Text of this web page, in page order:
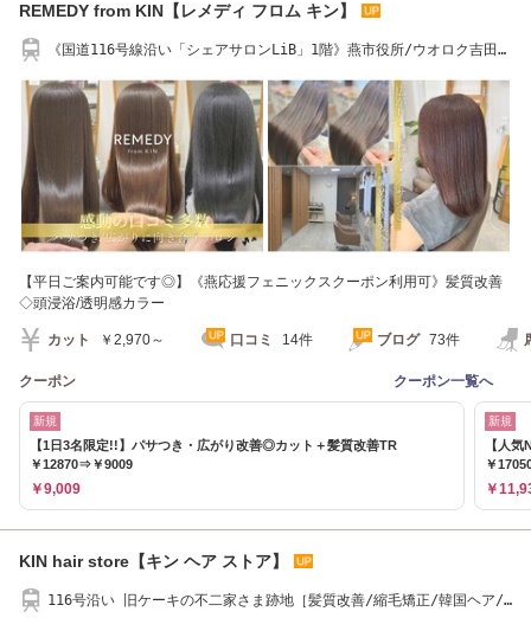
REMEDY from KIN【レメディ フロム キン】
《国道116号線沿い「シェアサロンLiB」1階》燕市役所/ウオロク吉田店
【平日ご案内可能です◎】《燕応援フェニックスクーポン利用可》髪質改善
◇頭浸浴/透明感カラー
カット ￥2,970～ 口コミ 14件 ブログ 73件
クーポン クーポン一覧へ
新規
【1日3名限定!!】パサつき・広がり改善◎カット＋髪質改善TR
￥12870⇒￥9009
￥9,009
新規
【人
￥
￥
KIN hair store【キン ヘア ストア】
116号沿い 旧ケーキの不二家さま跡地［髪質改善/縮毛矯正/韓国ヘア/